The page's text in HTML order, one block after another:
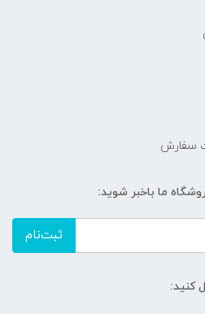
سفارش
ما باخبر شوید:
ثبت‌نام
کنید: